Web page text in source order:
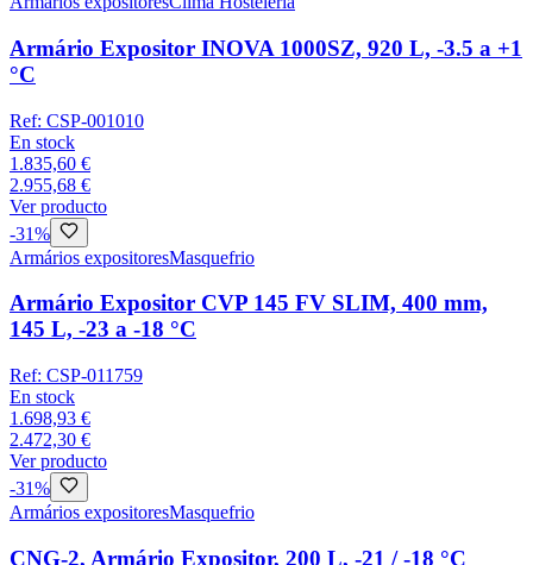
Armário Expositor INOVA 1000SZ, 920 L, -3.5 a +1
°C
Ref: CSP-001010
En stock
1.835,60 €
2.955,68 €
Ver producto
-31%
Armários expositoresMasquefrio
Armário Expositor CVP 145 FV SLIM, 400 mm,
145 L, -23 a -18 °C
Ref: CSP-011759
En stock
1.698,93 €
2.472,30 €
Ver producto
-31%
Armários expositoresMasquefrio
CNG-2, Armário Expositor, 200 L, -21 / -18 °C